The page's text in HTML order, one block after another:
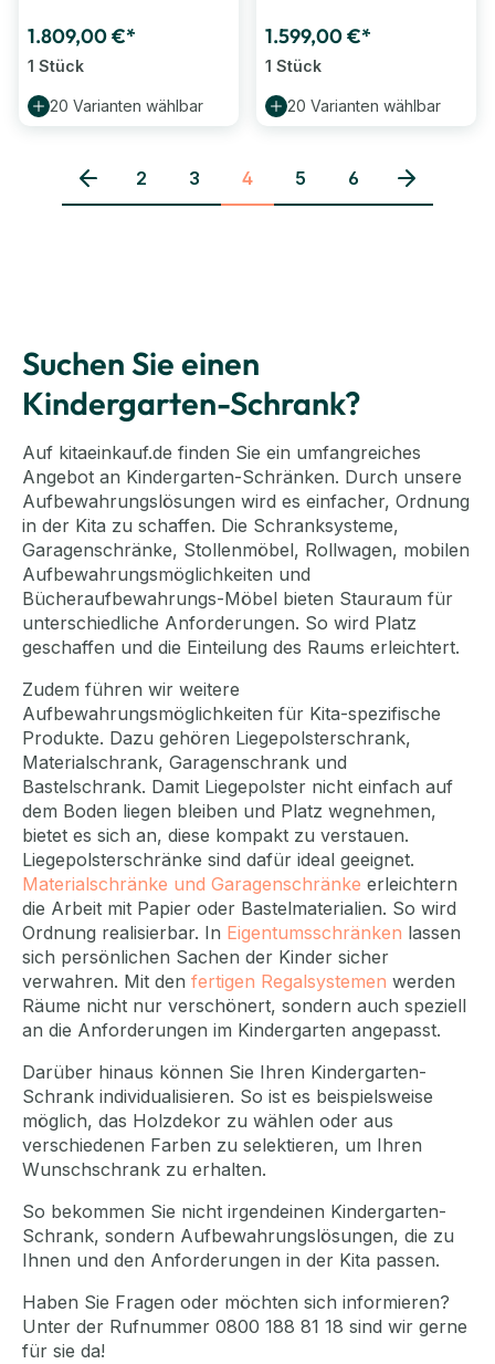
1.809,00 €*
1 Stück
20 Varianten wählbar
1.599,00 €*
1 Stück
20 Varianten wählbar
Seite
2 Seite
3 Seite
4 Seite
5 Seite
6
Suchen Sie einen
Kindergarten-Schrank?
Auf kitaeinkauf.de finden Sie ein umfangreiches
Angebot an Kindergarten-Schränken. Durch unsere
Aufbewahrungslösungen wird es einfacher, Ordnung
in der Kita zu schaffen. Die Schranksysteme,
Garagenschränke, Stollenmöbel, Rollwagen, mobilen
Aufbewahrungsmöglichkeiten und
Bücheraufbewahrungs-Möbel bieten Stauraum für
unterschiedliche Anforderungen. So wird Platz
geschaffen und die Einteilung des Raums erleichtert.
Zudem führen wir weitere
Aufbewahrungsmöglichkeiten für Kita-spezifische
Produkte. Dazu gehören Liegepolsterschrank,
Materialschrank, Garagenschrank und
Bastelschrank. Damit Liegepolster nicht einfach auf
dem Boden liegen bleiben und Platz wegnehmen,
bietet es sich an, diese kompakt zu verstauen.
Liegepolsterschränke sind dafür ideal geeignet.
Materialschränke und Garagenschränke erleichtern
die Arbeit mit Papier oder Bastelmaterialien. So wird
Ordnung realisierbar. In Eigentumsschränken lassen
sich persönlichen Sachen der Kinder sicher
verwahren. Mit den fertigen Regalsystemen werden
Räume nicht nur verschönert, sondern auch speziell
an die Anforderungen im Kindergarten angepasst.
Darüber hinaus können Sie Ihren Kindergarten-
Schrank individualisieren. So ist es beispielsweise
möglich, das Holzdekor zu wählen oder aus
verschiedenen Farben zu selektieren, um Ihren
Wunschschrank zu erhalten.
So bekommen Sie nicht irgendeinen Kindergarten-
Schrank, sondern Aufbewahrungslösungen, die zu
Ihnen und den Anforderungen in der Kita passen.
Haben Sie Fragen oder möchten sich informieren?
Unter der Rufnummer 0800 188 81 18 sind wir gerne
für sie da!